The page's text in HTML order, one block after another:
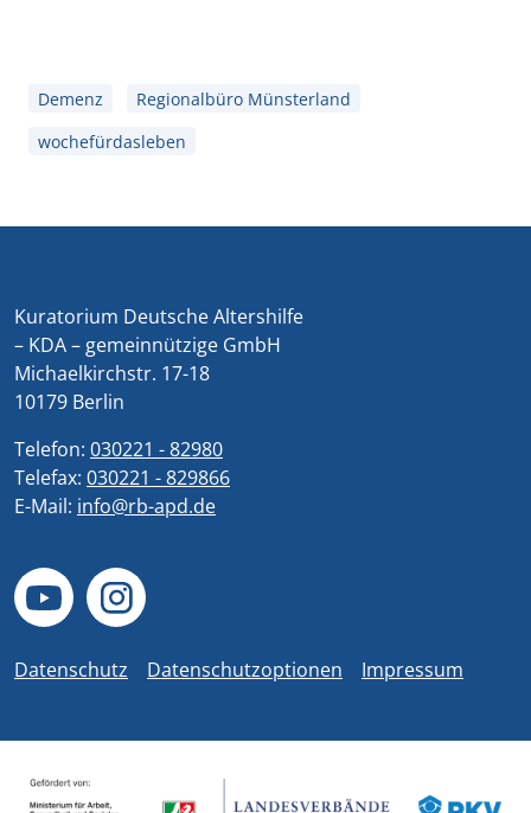
Demenz
Regionalbüro Münsterland
wochefürdasleben
Kuratorium Deutsche Altershilfe
– KDA – gemeinnützige GmbH
Michaelkirchstr. 17-18
10179 Berlin
Telefon: 030221 - 82980
Telefax: 030221 - 829866
E-Mail: info@rb-apd.de
Datenschutz Datenschutzoptionen Impressum